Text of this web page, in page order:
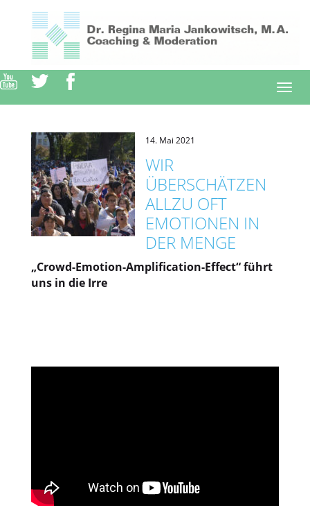
14. Mai 2021
WIR
ÜBERSCHÄTZEN
ALLZU OFT
EMOTIONEN IN
DER MENGE
„Crowd-Emotion-Amplification-Effect“ führt
uns in die Irre